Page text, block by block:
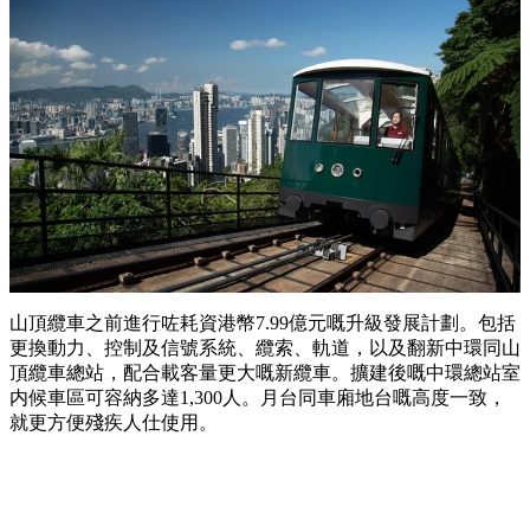
山頂纜車之前進行咗耗資港幣7.99億元嘅升級發展計劃。包括
更換動力、控制及信號系統、纜索、軌道，以及翻新中環同山
頂纜車總站，配合載客量更大嘅新纜車。擴建後嘅中環總站室
内候車區可容納多達1,300人。月台同車廂地台嘅高度一致，
就更方便殘疾人仕使用。